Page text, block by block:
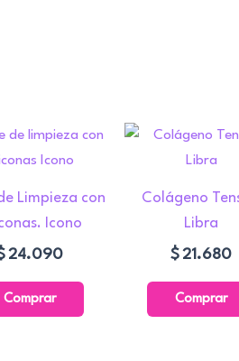
Limpieza con
Icono
24.090
Comprar
Colágeno
Libra
$21.680
Comprar